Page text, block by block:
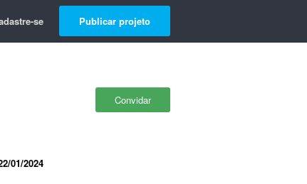
se Publicar projeto
Convidar
01/2024